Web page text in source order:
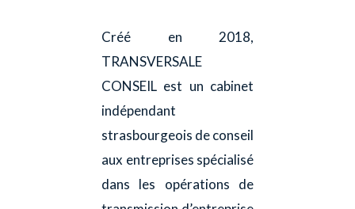
Créé en 2018,
TRANSVERSALE
CONSEIL est un cabinet
indépendant
strasbourgeois de conseil
aux entreprises spécialisé
dans les opérations de